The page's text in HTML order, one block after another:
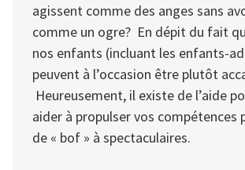
agissent comme des anges sans
comme un ogre? En dépit du fait
nos enfants (incluant les enfants-
peuvent à l’occasion être plutôt
Heureusement, il existe de l’aide
aider à propulser vos compétences
de « bof » à spectaculaires.